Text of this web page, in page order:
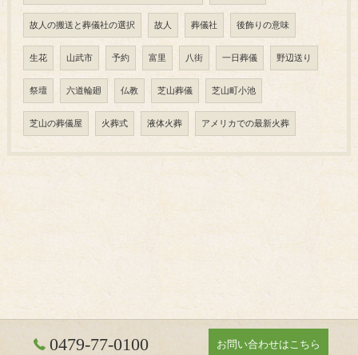
故人の搬送と葬儀社の選択 故人 葬儀社 後飾りの意味
生花 山武市 予約 富里 八街 一日葬儀 野辺送り
祭壇 六道輪廻 仏教 芝山葬儀 芝山町小池
芝山の葬儀屋 火葬式 液体火葬 アメリカでの最新火葬
0479-77-0100 お問い合わせはこちら